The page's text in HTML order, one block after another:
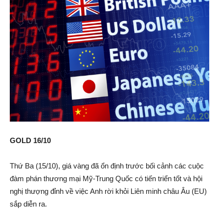
GOLD 16/10
Thứ Ba (15/10), giá vàng đã ổn định trước bối cảnh các cuộc
đàm phán thương mại Mỹ-Trung Quốc có tiến triển tốt và hội
nghị thượng đỉnh về việc Anh rời khỏi Liên minh châu Âu (EU)
sắp diễn ra.